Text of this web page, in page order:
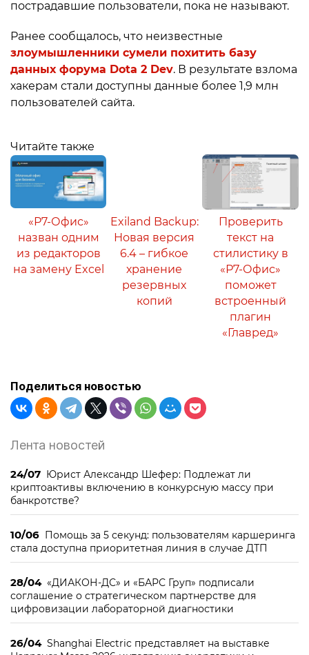
пострадавшие пользователи, пока не называют.
Ранее сообщалось, что неизвестные
злоумышленники сумели похитить базу
данных форума Dota 2 Dev. В результате взлома
хакерам стали доступны данные более 1,9 млн
пользователей сайта.
Читайте также
«Р7-Офис»
назван одним
из редакторов
на замену Excel
Exiland Backup:
Новая версия
6.4 – гибкое
хранение
резервных
копий
Проверить
текст на
стилистику в
«Р7-Офис»
поможет
встроенный
плагин
«Главред»
Поделиться новостью
Лента новостей
24/07 Юрист Александр Шефер: Подлежат ли
криптоактивы включению в конкурсную массу при
банкротстве?
10/06 Помощь за 5 секунд: пользователям каршеринга
стала доступна приоритетная линия в случае ДТП
28/04 «ДИАКОН-ДС» и «БАРС Груп» подписали
соглашение о стратегическом партнерстве для
цифровизации лабораторной диагностики
26/04 Shanghai Electric представляет на выставке